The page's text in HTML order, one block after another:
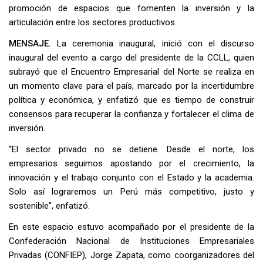
promoción de espacios que fomenten la inversión y la
articulación entre los sectores productivos.
MENSAJE. La ceremonia inaugural, inició con el discurso
inaugural del evento a cargo del presidente de la CCLL, quien
subrayó que el Encuentro Empresarial del Norte se realiza en
un momento clave para el país, marcado por la incertidumbre
política y económica, y enfatizó que es tiempo de construir
consensos para recuperar la confianza y fortalecer el clima de
inversión.
“El sector privado no se detiene. Desde el norte, los
empresarios seguimos apostando por el crecimiento, la
innovación y el trabajo conjunto con el Estado y la academia.
Solo así lograremos un Perú más competitivo, justo y
sostenible”, enfatizó.
En este espacio estuvo acompañado por el presidente de la
Confederación Nacional de Instituciones Empresariales
Privadas (CONFIEP), Jorge Zapata, como coorganizadores del